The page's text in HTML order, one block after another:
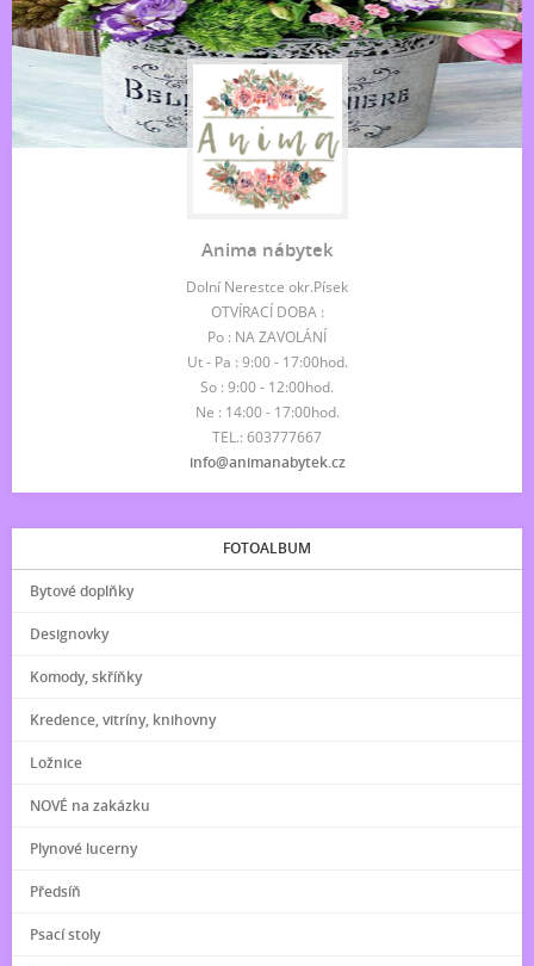
Anima nábytek
Dolní Nerestce okr.Písek
OTVÍRACÍ DOBA :
Po : NA ZAVOLÁNÍ
Ut - Pa : 9:00 - 17:00hod.
So : 9:00 - 12:00hod.
Ne : 14:00 - 17:00hod.
TEL.: 603777667
info@animanabytek.cz
FOTOALBUM
Bytové doplňky
Designovky
Komody, skříňky
Kredence, vitríny, knihovny
Ložnice
NOVÉ na zakázku
Plynové lucerny
Předsíň
Psací stoly